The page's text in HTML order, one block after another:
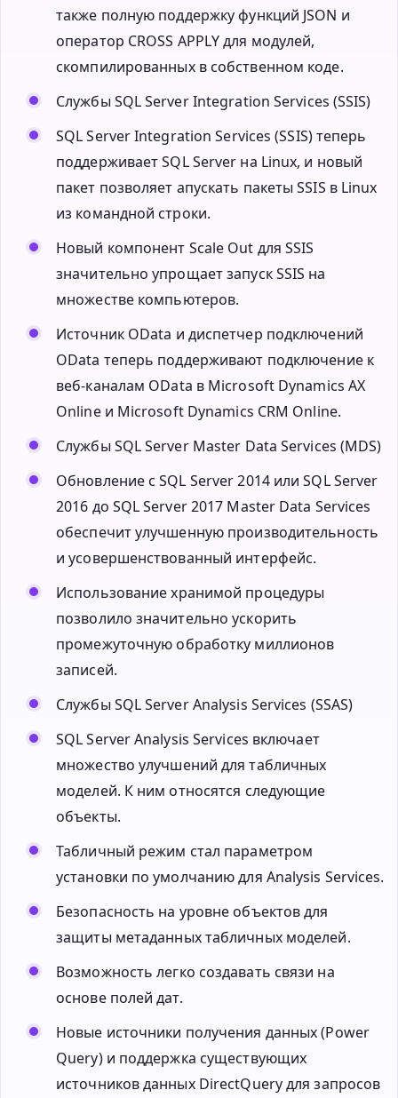
также полную поддержку функций JSON и
оператор CROSS APPLY для модулей,
скомпилированных в собственном коде.
Службы SQL Server Integration Services (SSIS)
SQL Server Integration Services (SSIS) теперь
поддерживает SQL Server на Linux, и новый
пакет позволяет апускать пакеты SSIS в Linux
из командной строки.
Новый компонент Scale Out для SSIS
значительно упрощает запуск SSIS на
множестве компьютеров.
Источник OData и диспетчер подключений
OData теперь поддерживают подключение к
веб-каналам OData в Microsoft Dynamics AX
Online и Microsoft Dynamics CRM Online.
Службы SQL Server Master Data Services (MDS)
Обновление с SQL Server 2014 или SQL Server
2016 до SQL Server 2017 Master Data Services
обеспечит улучшенную производительность
и усовершенствованный интерфейс.
Использование хранимой процедуры
позволило значительно ускорить
промежуточную обработку миллионов
записей.
Службы SQL Server Analysis Services (SSAS)
SQL Server Analysis Services включает
множество улучшений для табличных
моделей. К ним относятся следующие
объекты.
Табличный режим стал параметром
установки по умолчанию для Analysis Services.
Безопасность на уровне объектов для
защиты метаданных табличных моделей.
Возможность легко создавать связи на
основе полей дат.
Новые источники получения данных (Power
Query) и поддержка существующих
источников данных DirectQuery для запросов